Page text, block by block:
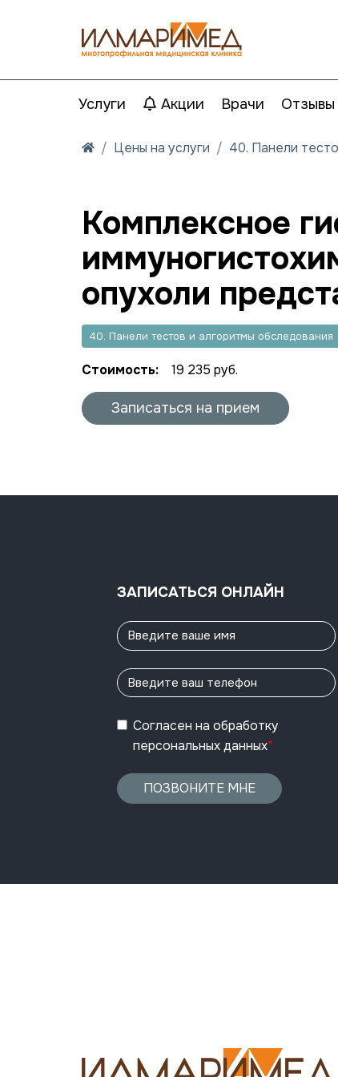
Услуги Акции Врачи Отзывы
Цены на услуги 40. Панели
Комплексное
опухоли
40. Панели тестов и алгоритмы обследования
Стоимость: 19 235 руб.
Записаться на прием
ЗАПИСАТЬСЯ ОНЛАЙН
Согласен на обработку
персональных данных*
ПОЗВОНИТЕ МНЕ